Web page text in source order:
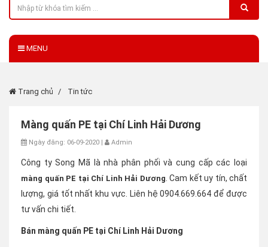
MENU
Trang chủ Tin tức
Màng quấn PE tại Chí Linh Hải Dương
Ngày đăng: 06-09-2020 | Admin
Công ty Song Mã là nhà phân phối và cung cấp các loại
màng quấn PE tại Chí Linh Hải Dương . Cam kết uy tín, chất
lượng, giá tốt nhất khu vực. Liên hệ 0904.669.664 để được
tư vấn chi tiết.
Bán màng quấn PE tại Chí Linh Hải Dương